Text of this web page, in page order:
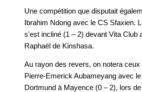
Une compétition que disputait
Ibrahim Ndong avec le CS Sfaxien.
s'est incliné (1 – 2) devant Vita Club
Raphaël de Kinshasa.
Au rayon des revers, on notera ceux
Pierre-Emerick Aubameyang avec
Dortmund à Mayence (0 – 2), lors